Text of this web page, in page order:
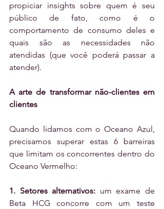
propiciar insights sobre quem é seu
público de fato, como é o
comportamento de consumo deles e
quais são as necessidades não
atendidas (que você poderá passar a
atender).
A arte de transformar não-clientes em
clientes
Quando lidamos com o Oceano Azul,
precisamos superar estas 6 barreiras
que limitam os concorrentes dentro do
Oceano Vermelho:
1. Setores alternativos: um exame de
Beta HCG concorre com um teste